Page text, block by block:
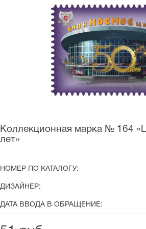
Коллекционная марка № 164
лет»
НОМЕР ПО КАТАЛОГУ:
ДИЗАЙНЕР:
ДАТА ВВОДА В ОБРАЩЕНИЕ: